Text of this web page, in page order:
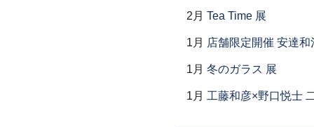
2月 Tea Time 展
1月 店舗限定開催 安達和
1月 冬のガラス 展
1月 工藤和彦×野口悦士